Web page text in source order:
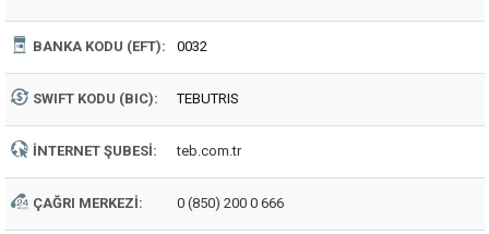
BANKA KODU (EFT): 0032
SWIFT KODU (BIC): TEBUTRIS
İNTERNET ŞUBESI: teb.com.tr
ÇAĞRI MERKEZI: 0 (850) 200 0 666